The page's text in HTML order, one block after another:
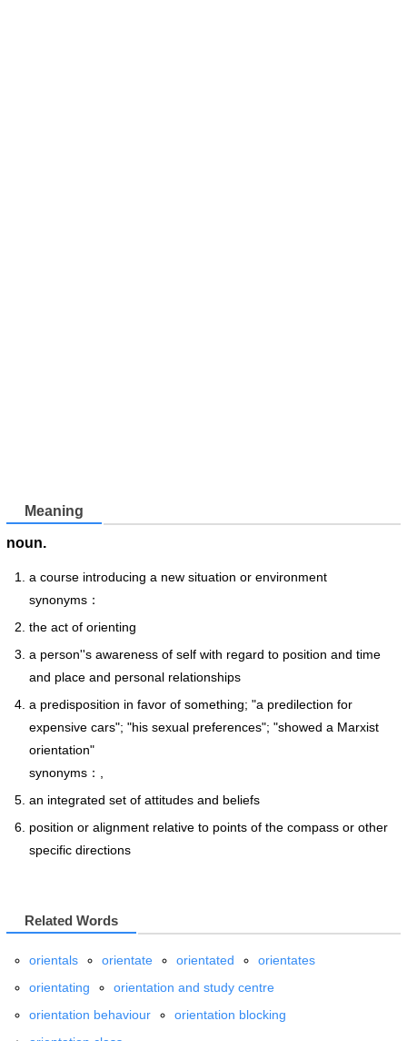
Meaning
noun.
a course introducing a new situation or environment
synonyms：
the act of orienting
a person''s awareness of self with regard to position and time
and place and personal relationships
a predisposition in favor of something; "a predilection for
expensive cars"; "his sexual preferences"; "showed a Marxist
orientation"
synonyms：,
an integrated set of attitudes and beliefs
position or alignment relative to points of the compass or other
specific directions
Related Words
orientals orientate orientated
orientates
orientating
orientation and study centre
orientation behaviour
orientation blocking